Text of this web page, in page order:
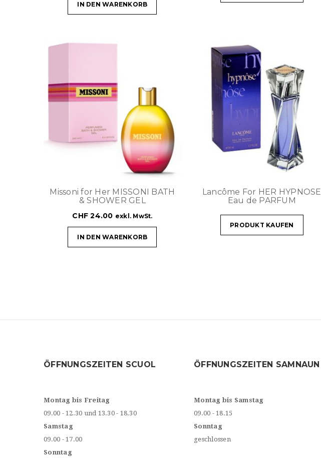
IN DEN WARENKORB
Missoni for Her MISSONI BATH
& SHOWER GEL
CHF 24.00 exkl. MwSt.
IN DEN WARENKORB
Lancôme For HER HYPNOSE
Eau de PARFUM
PRODUKT KAUFEN
ÖFFNUNGSZEITEN SCUOL
Montag bis Freitag
09.00 - 12.30 und 13.30 - 18.30
Samstag
09.00 - 17.00
Sonntag
ÖFFNUNGSZEITEN SAMNAUN
Montag bis Samstag
09.00 - 18.15
Sonntag
geschlossen